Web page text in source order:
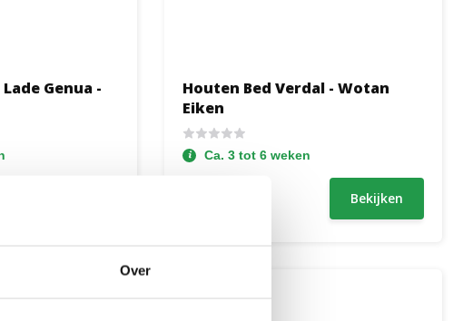
Over
Genua -
Houten Bed Verdal - Wotan
Eiken
Ca. 3 tot 6 weken
Bekijken